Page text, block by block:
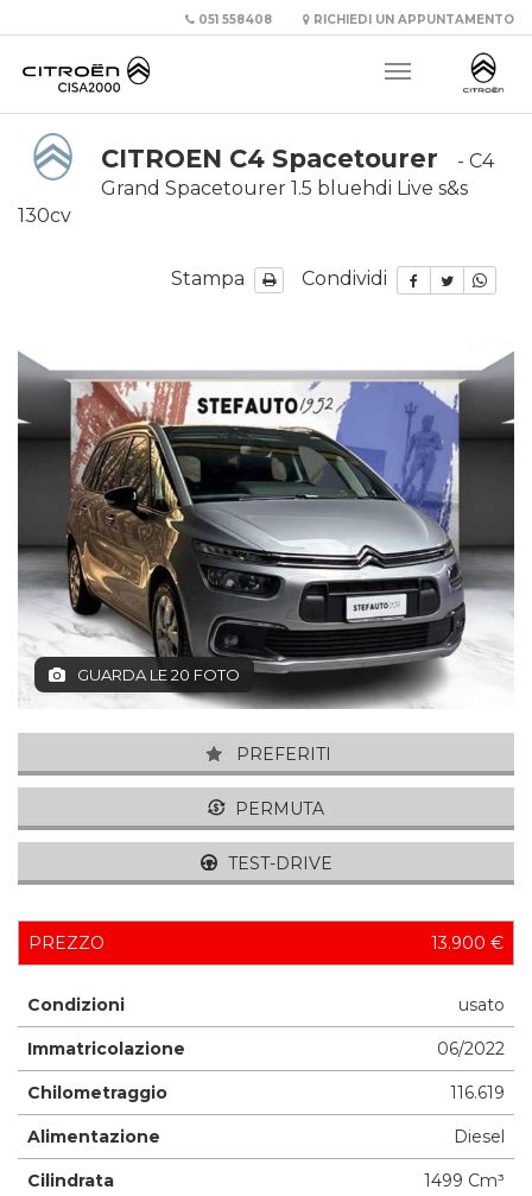
051 558408 RICHIEDI UN APPUNTAMENTO
CITROEN C4 Spacetourer
- C4
Grand Spacetourer 1.5 bluehdi Live s&s
130cv
Stampa Condividi
GUARDA LE 20 FOTO
PREFERITI
PERMUTA
TEST-DRIVE
PREZZO 13.900 €
Condizioni usato
Immatricolazione 06/2022
Chilometraggio 116.619
Alimentazione Diesel
Cilindrata 1499 Cm³